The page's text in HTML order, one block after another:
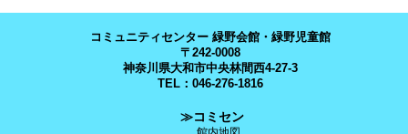
コミュニティセンター 緑野会館・緑野児童館
〒242-0008
神奈川県大和市中央林間西4-27-3
TEL：046-276-1816
≫コミセン
館内地図